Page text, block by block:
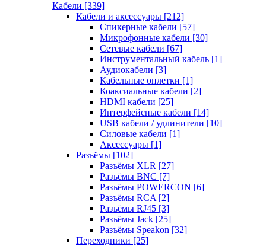
Кабели [339]
Кабели и аксессуары [212]
Спикерные кабели [57]
Микрофонные кабели [30]
Сетевые кабели [67]
Инструментальный кабель [1]
Аудиокабели [3]
Кабельные оплетки [1]
Коаксиальные кабели [2]
HDMI кабели [25]
Интерфейсные кабели [14]
USB кабели / удлинители [10]
Силовые кабели [1]
Аксессуары [1]
Разъёмы [102]
Разъёмы XLR [27]
Разъёмы BNC [7]
Разъёмы POWERCON [6]
Разъёмы RCA [2]
Разъёмы RJ45 [3]
Разъёмы Jack [25]
Разъёмы Speakon [32]
Переходники [25]